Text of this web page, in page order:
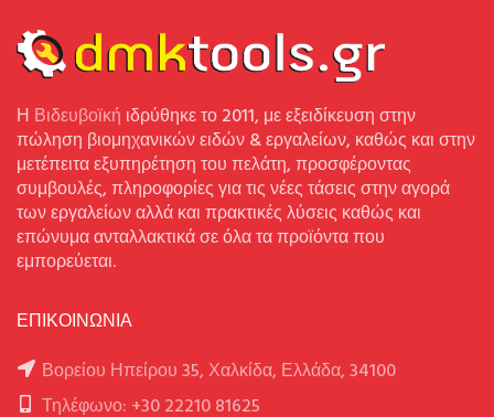
Η Βιδευβοϊκή ιδρύθηκε το 2011, με εξειδίκευση στην
πώληση βιομηχανικών ειδών & εργαλείων, καθώς και στην
μετέπειτα εξυπηρέτηση του πελάτη, προσφέροντας
συμβουλές, πληροφορίες για τις νέες τάσεις στην αγορά
των εργαλείων αλλά και πρακτικές λύσεις καθώς και
επώνυμα ανταλλακτικά σε όλα τα προϊόντα που
εμπορεύεται.
ΕΠΙΚΟΙΝΩΝΙΑ
Βορείου Ηπείρου 35, Χαλκίδα, Ελλάδα, 34100
Τηλέφωνο: +30 22210 81625